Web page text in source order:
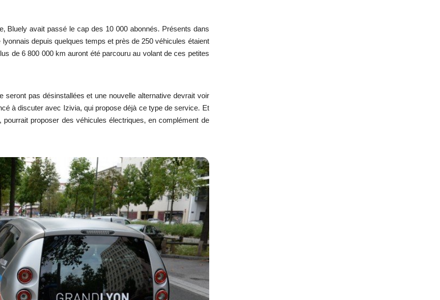
Bluely avait passé le cap des 10 000 abonnés. Présents dans
depuis quelques temps et près de 250 véhicules étaient
de 6 800 000 km auront été parcouru au volant de ces petites
seront pas désinstallées et une nouvelle alternative devrait voir
à discuter avec Izivia, qui propose déjà ce type de service. Et
proposer des véhicules électriques, en complément de